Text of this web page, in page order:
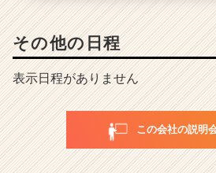
その他の日程
表示日程がありません
この会社の説明